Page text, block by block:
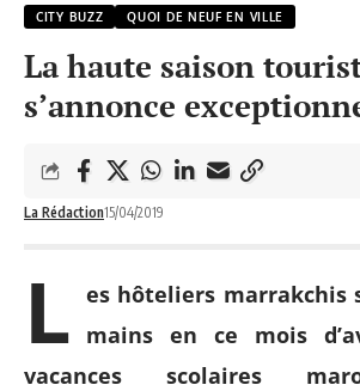
CITY BUZZ QUOI DE NEUF EN VILLE
La haute saison
s’annonce
La Rédaction15/04/2019
L es hôteliers marrakchis
mains en ce mois
vacances scolaires